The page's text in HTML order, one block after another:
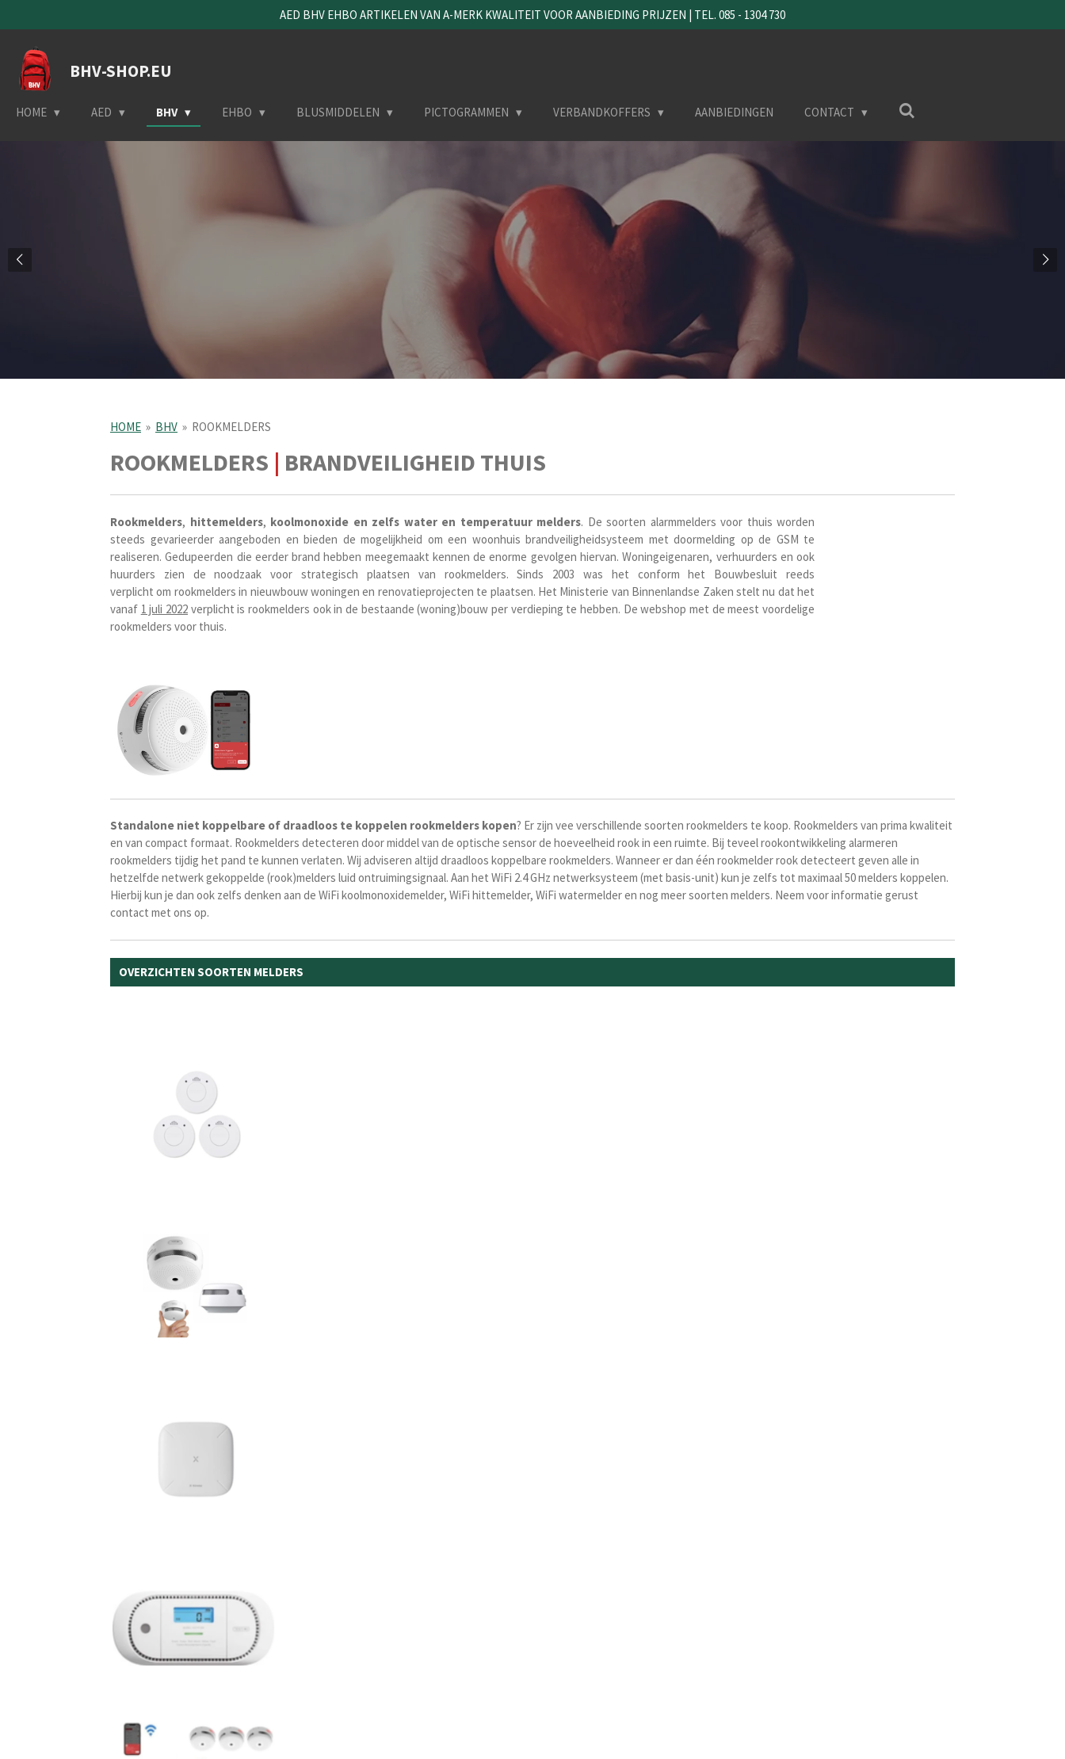
direct
naar
hoofdinhoud
AED BHV EHBO ARTIKELEN VAN A-MERK KWALITEIT VOOR AANBIEDING PRIJZEN | TEL. 085 - 1304 730
BHV-SHOP.EU
HOME AED BHV EHBO BLUSMIDDELEN PICTOGRAMMEN VERBANDKOFFERS AANBIEDINGEN CONTACT
HOME » BHV » ROOKMELDERS
ROOKMELDERS | BRANDVEILIGHEID THUIS
Rookmelders, hittemelders, koolmonoxide en zelfs water en temperatuur melders. De soorten alarmmelders voor thuis worden
steeds gevarieerder aangeboden en bieden de mogelijkheid om een woonhuis brandveiligheidsysteem met doormelding op de GSM te
realiseren.Gedupeerden die eerder brand hebben meegemaakt kennen de enorme gevolgen hiervan. Woningeigenaren, verhuurders en ook
huurders zien de noodzaak voor strategisch plaatsen van rookmelders. Sinds 2003 was het conform het Bouwbesluit reeds
verplicht om rookmelders in nieuwbouw woningen en renovatieprojecten te plaatsen. Het Ministerie van Binnenlandse Zaken stelt nu dat het
vanaf 1 juli 2022 verplicht is rookmelders ook in de bestaande (woning)bouw per verdieping te hebben. De webshop met de meest voordelige
rookmelders voor thuis.
Standalone niet koppelbare of draadloos te koppelen rookmelders kopen? Er zijn vee verschillende soorten rookmelders te koop. Rookmelders van prima kwaliteit
en van compact formaat. Rookmelders detecteren door middel van de optische sensor de hoeveelheid rook in een ruimte. Bij teveel rookontwikkeling alarmeren
rookmelders tijdig het pand te kunnen verlaten. Wij adviseren altijd draadloos koppelbare rookmelders. Wanneer er dan één rookmelder rook detecteert geven alle in
hetzelfde netwerk gekoppelde (rook)melders luid ontruimingsignaal. Aan het WiFi 2.4 GHz netwerksysteem (met basis-unit) kun je zelfs tot maximaal 50 melders koppelen.
Hierbij kun je dan ook zelfs denken aan de WiFi koolmonoxidemelder, WiFi hittemelder, WiFi watermelder en nog meer soorten melders. Neem voor informatie gerust
contact met ons op.
OVERZICHTEN SOORTEN MELDERS